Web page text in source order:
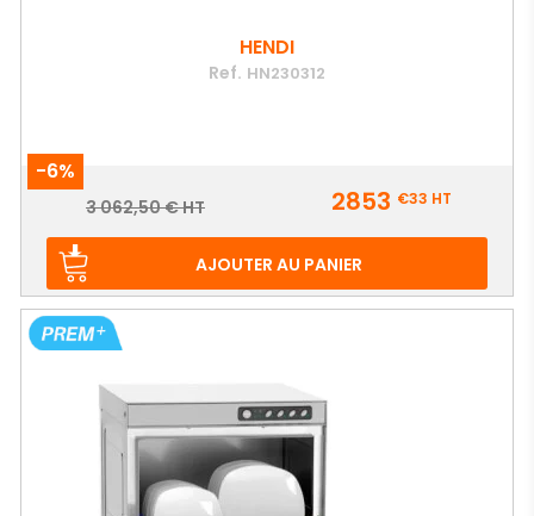
HENDI
Ref. HN230312
-6%
Prix
Prix
3 062,50 € HT 2853 €33 HT
AJOUTER AU PANIER